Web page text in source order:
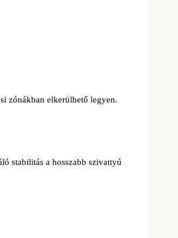
zónákban elkerülhető legyen.
stabilitás a hosszabb szivattyú